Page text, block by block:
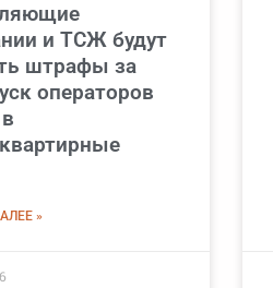
и ТСЖ будут
штрафы за
операторов
»